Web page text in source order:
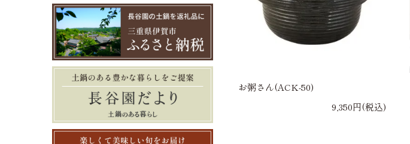
お粥さん(ACK-50)
9,350円(税込)